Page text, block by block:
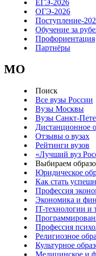
ЕГЭ-2026
ОГЭ-2026
Поступление-
Обучение за
Профориентация
Партнёры
MO
Поиск
Все вузы России
Вузы Москвы
Вузы Санкт-
Дистанционное
Отзывы о вузах
Рейтинги вузов
«Лучший вуз
Выбираем
Юридическое
Как стать
Профессия
Экономика и
IT-технологии и
Профессия
Религиозное
Культурное
Медицинское и